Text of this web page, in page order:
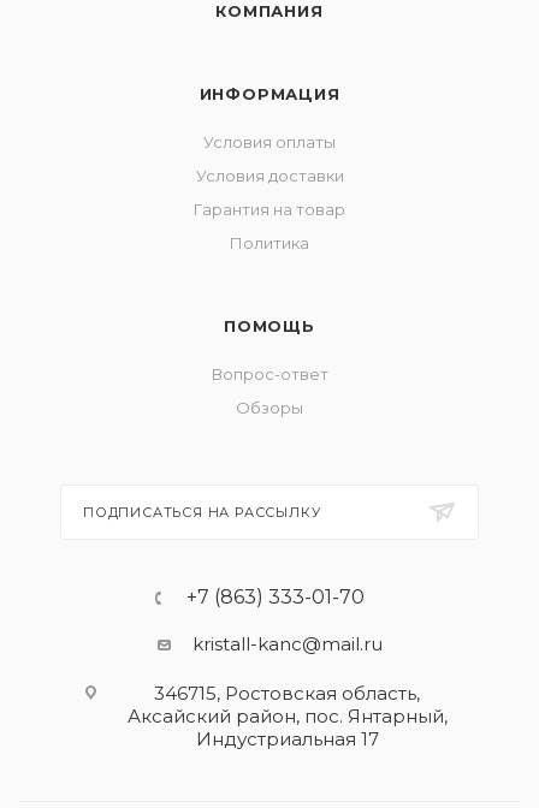
КОМПАНИЯ
ИНФОРМАЦИЯ
Условия оплаты
Условия доставки
Гарантия на товар
Политика
ПОМОЩЬ
Вопрос-ответ
Обзоры
ПОДПИСАТЬСЯ НА РАССЫЛКУ
+7 (863) 333-01-70
kristall-kanc@mail.ru
346715, Ростовская область​,
Аксайский район, пос. Янтарный,
Индустриальная 17